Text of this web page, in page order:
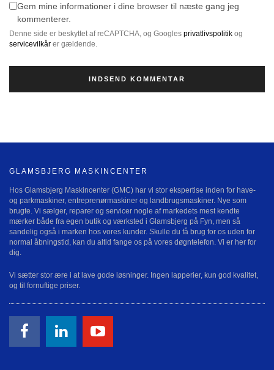
Gem mine informationer i dine browser til næste gang jeg
kommenterer.
Denne side er beskyttet af reCAPTCHA, og Googles privatlivspolitik og
servicevilkår er gældende.
GLAMSBJERG MASKINCENTER
Hos Glamsbjerg Maskincenter (GMC) har vi stor ekspertise inden for have-
og parkmaskiner, entreprenørmaskiner og landbrugsmaskiner. Nye som
brugte. Vi sælger, reparer og servicer nogle af markedets mest kendte
mærker både fra egen butik og værksted i Glamsbjerg på Fyn, men så
sandelig også i marken hos vores kunder. Skulle du få brug for os uden for
normal åbningstid, kan du altid fange os på vores døgntelefon. Vi er her for
dig.
Vi sætter stor ære i at lave gode løsninger. Ingen lapperier, kun god kvalitet,
og til fornuftige priser.